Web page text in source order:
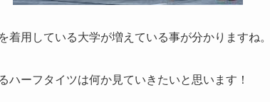
着用している大学が増えている事が分かりますね。
ハーフタイツは何か見ていきたいと思います！